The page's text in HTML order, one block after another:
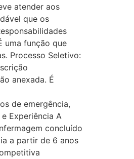
atender aos
que os
uma função que
Processo Seletivo:
anexada. É
de emergência,
Experiência A
concluído
a partir de 6 anos